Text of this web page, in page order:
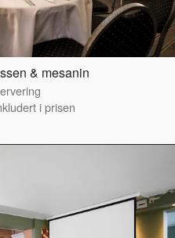
& mesanin
i prisen